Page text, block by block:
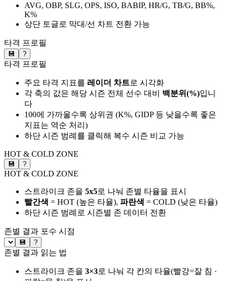
AVG, OBP, SLG, OPS, ISO, BABIP, HR/G, TB/G, BB%,
K%
상단 토글로 막대/선 차트 전환 가능
타격 프로필
💾 ?
타격 프로필
주요 타격 지표를 레이더 차트로 시각화
각 축의 값은 해당 시즌 전체 선수 대비 백분위(%)입니
다
100에 가까울수록 상위권 (K%, GIDP 등 낮을수록 좋은
지표는 역순 처리)
하단 시즌 범례를 클릭해 복수 시즌 비교 가능
HOT & COLD ZONE
💾 ?
HOT & COLD ZONE
스트라이크 존을 5x5로 나눠 존별 타율을 표시
빨간색 = HOT (높은 타율), 파란색 = COLD (낮은 타율)
하단 시즌 범례로 시즌별 존 데이터 전환
존별 결과 포수 시점
💾 ?
존별 결과 읽는 법
스트라이크 존을 3×3로 나눠 각 칸의 타율(빨강=잘 침 ·